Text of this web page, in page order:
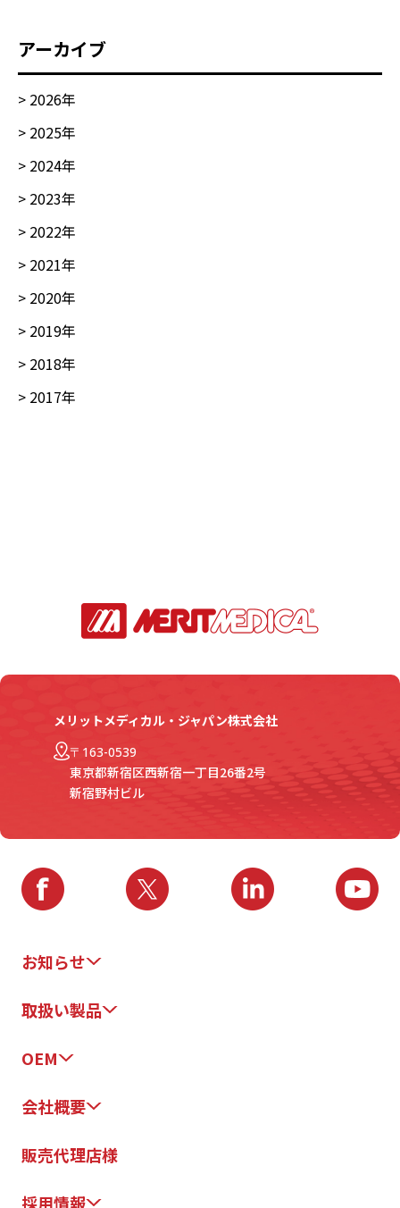
アーカイブ
> 2026年
> 2025年
> 2024年
> 2023年
> 2022年
> 2021年
> 2020年
> 2019年
> 2018年
> 2017年
メリットメディカル・ジャパン株式会社
〒163-0539
東京都新宿区西新宿一丁目26番2号
新宿野村ビル
お知らせ
取扱い製品
OEM
会社概要
販売代理店様
採用情報